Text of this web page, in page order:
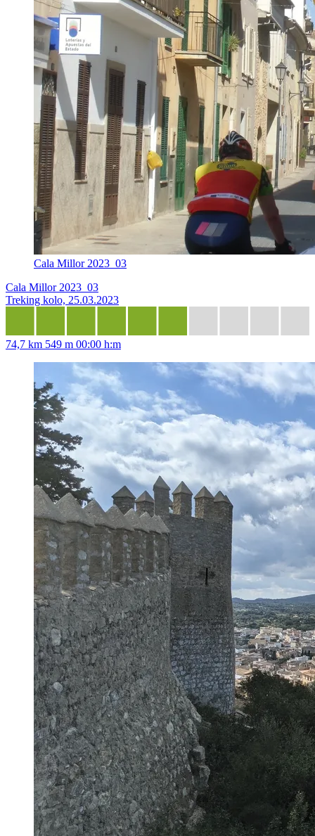
Cala Millor 2023_03
Cala Millor 2023_03
Treking kolo, 25.03.2023
74,7 km 549 m 00:00 h:m